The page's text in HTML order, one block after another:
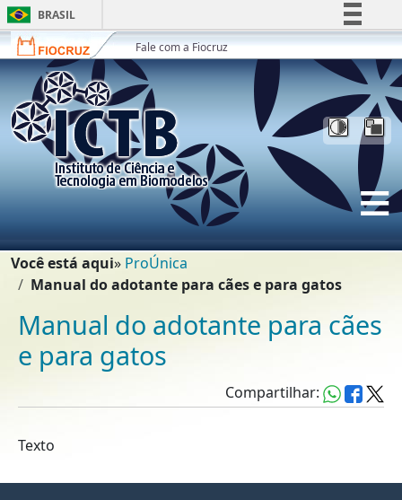
Ir para o conteúdo [1]
Ir para o menu [2]
Ir para a Busca [3]
BRASIL
Simplifique!
Comunica BR
Participe
Acesso à informação
Legislação
Canais
Fale com a Fiocruz
Trilha de navegação
Você está aqui
ProÚnica
Manual do adotante para cães e para gatos
Manual do adotante para cães
e para gatos
Compartilhar:
Texto